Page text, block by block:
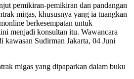
pemikiran-pemikiran dan pandangan
migas, khususnya yang ia tuangkan
berkesempatan untuk
menjadi konsultan itu. Wawancara
kawasan Sudirman Jakarta, 04 Juni
migas yang dipaparkan dalam buku